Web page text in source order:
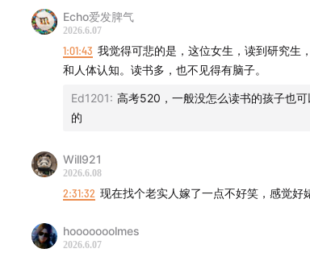
Echo爱发脾气
2026.6.07
1:01:43 我觉得可悲的是，这位女生，读到研究生
和人体认知。读书多，也不见得有脑子。
Ed1201: 高考520，一般没怎么读书的孩子也
的
Will921
2026.6.08
2:31:32 现在找个老实人嫁了一点不好笑，感觉好
hooooooolmes
2026.6.07